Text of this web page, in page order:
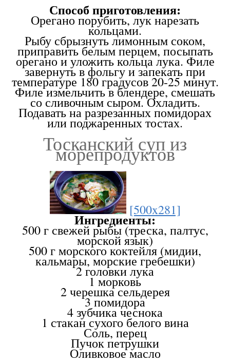
Способ приготовления:
Орегано порубить, лук нарезать
кольцами.
Рыбу сбрызнуть лимонным соком,
приправить белым перцем, посыпать
орегано и уложить кольца лука. Филе
завернуть в фольгу и запекать при
температуре 180 градусов 20-25 минут.
Филе измельчить в блендере, смешать
со сливочным сыром. Охладить.
Подавать на разрезанных помидорах
или поджаренных тостах.
Тосканский суп из
морепродуктов
[500x281]
Ингредиенты:
500 г свежей рыбы (треска, палтус,
морской язык)
500 г морского коктейля (мидии,
кальмары, морские гребешки)
2 головки лука
1 морковь
2 черешка сельдерея
3 помидора
4 зубчика чеснока
1 стакан сухого белого вина
Соль, перец
Пучок петрушки
Оливковое масло